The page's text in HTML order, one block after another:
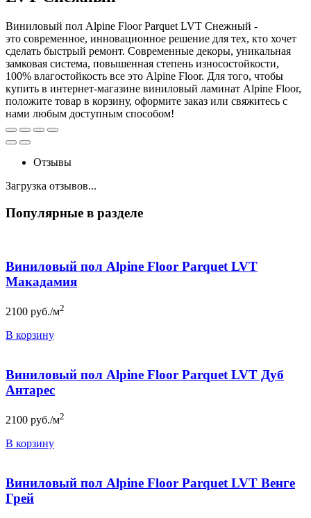
Виниловый пол Alpine Floor Parquet LVT Снежный -
это современное, инновационное решение для тех, кто хочет
сделать быстрый ремонт. Современные декоры, уникальная
замковая система, повышенная степень износостойкости,
100% влагостойкость все это Alpine Floor. Для того, чтобы
купить в интернет-магазине виниловый ламинат Alpine Floor,
положите товар в корзину, оформите заказ или свяжитесь с
нами любым доступным способом!
Отзывы
Загрузка отзывов...
Популярные в разделе
Виниловый пол Alpine Floor Parquet LVT
Макадамия
2100 руб./м2
В корзину
Виниловый пол Alpine Floor Parquet LVT Дуб
Антарес
2100 руб./м2
В корзину
Виниловый пол Alpine Floor Parquet LVT Венге
Грей